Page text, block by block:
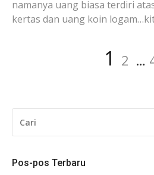
namanya uang biasa terdiri
kertas dan uang koin
1 2 …
UNTUK:
Pos-pos Terbaru